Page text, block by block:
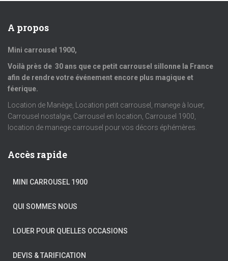
A propos
Mini carrousel 1900,
Voilà près de 30 ans que ce petit carrousel sillonne la France
afin de rendre votre événement encore plus magique et
féerique.
Location de Manège, Location petit carrousel, manege à louer,
Carrousel nostalgie, Carrousel en location, Carrousel 1900,
location de manege carrousel pour vos décors éphémères.
Accès rapide
MINI CARROUSEL 1900
QUI SOMMES NOUS
LOUER POUR QUELLES OCCASIONS
DEVIS & TARIFICATION